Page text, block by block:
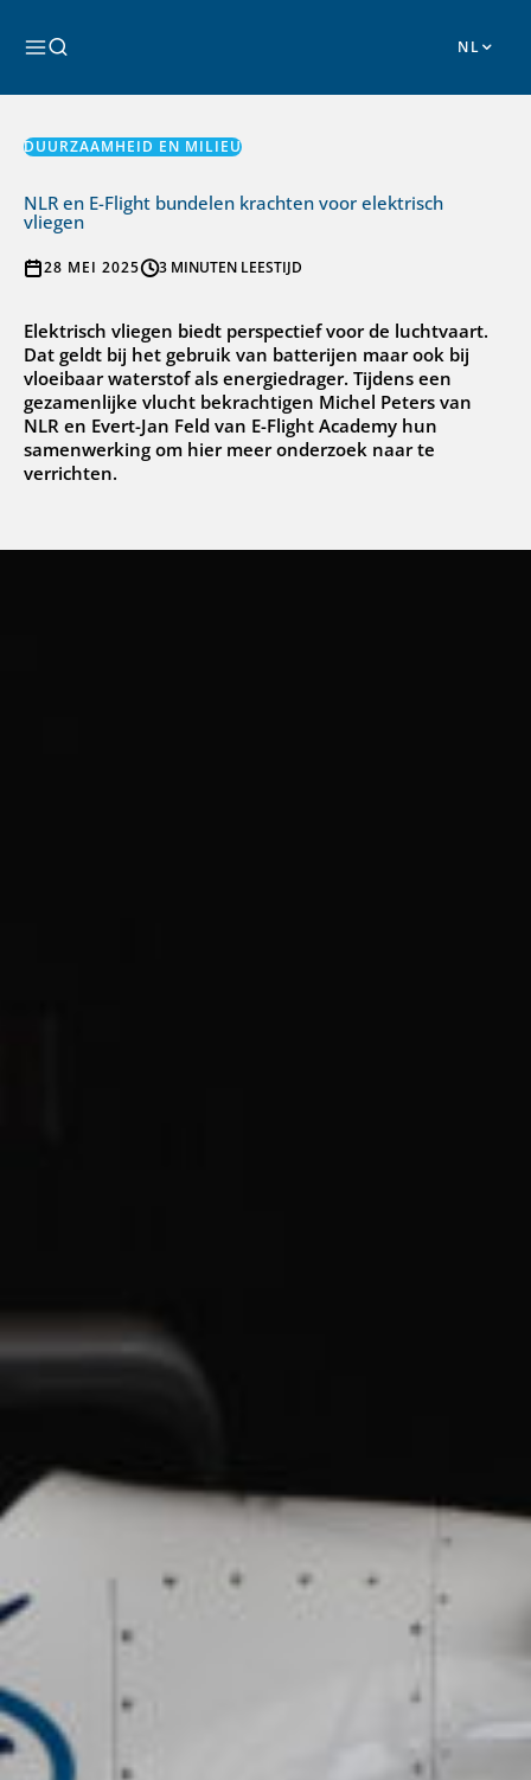
naar Zoeken
DUURZAAMHEID EN MILIEU
NLR en E-Flight bundelen krachten voor elektrisch
vliegen
28 MEI 2025 3 MINUTEN LEESTIJD
Elektrisch vliegen biedt perspectief voor de luchtvaart.
Dat geldt bij het gebruik van batterijen maar ook bij
vloeibaar waterstof als energiedrager. Tijdens een
gezamenlijke vlucht bekrachtigen Michel Peters van
NLR en Evert-Jan Feld van E-Flight Academy hun
samenwerking om hier meer onderzoek naar te
verrichten.